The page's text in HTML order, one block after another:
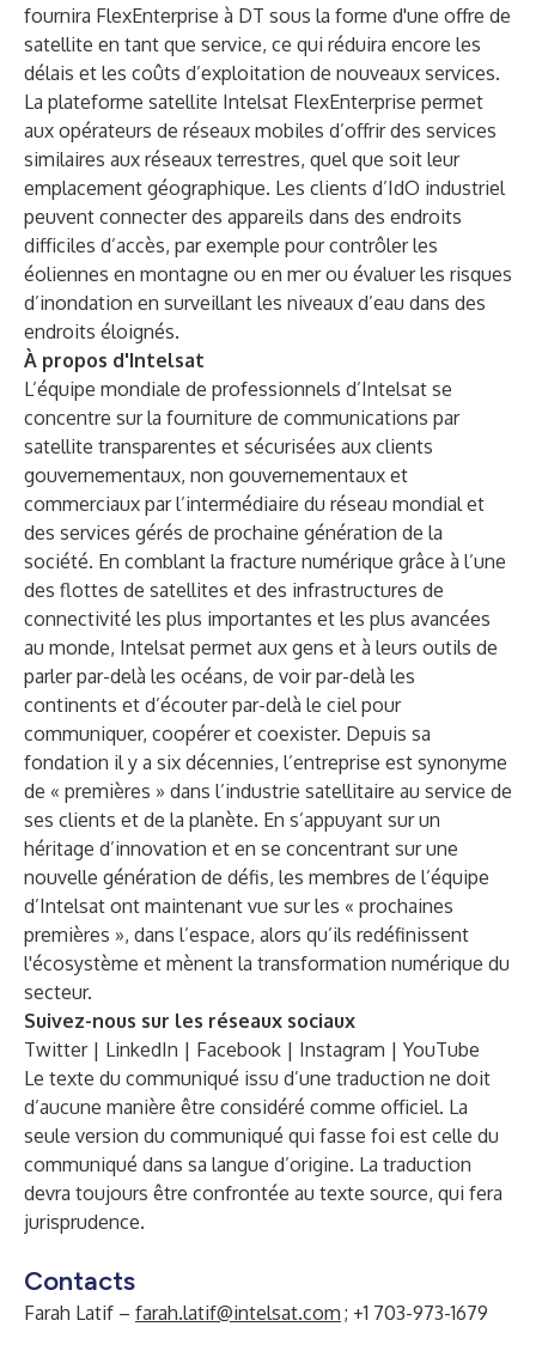
fournira FlexEnterprise à DT sous la forme d'une offre de
satellite en tant que service, ce qui réduira encore les
délais et les coûts d’exploitation de nouveaux services.
La plateforme satellite Intelsat FlexEnterprise permet
aux opérateurs de réseaux mobiles d’offrir des services
similaires aux réseaux terrestres, quel que soit leur
emplacement géographique. Les clients d’IdO industriel
peuvent connecter des appareils dans des endroits
difficiles d’accès, par exemple pour contrôler les
éoliennes en montagne ou en mer ou évaluer les risques
d’inondation en surveillant les niveaux d’eau dans des
endroits éloignés.
À propos d'Intelsat
L’équipe mondiale de professionnels d’Intelsat se
concentre sur la fourniture de communications par
satellite transparentes et sécurisées aux clients
gouvernementaux, non gouvernementaux et
commerciaux par l’intermédiaire du réseau mondial et
des services gérés de prochaine génération de la
société. En comblant la fracture numérique grâce à l’une
des flottes de satellites et des infrastructures de
connectivité les plus importantes et les plus avancées
au monde, Intelsat permet aux gens et à leurs outils de
parler par-delà les océans, de voir par-delà les
continents et d’écouter par-delà le ciel pour
communiquer, coopérer et coexister. Depuis sa
fondation il y a six décennies, l’entreprise est synonyme
de « premières » dans l’industrie satellitaire au service de
ses clients et de la planète. En s’appuyant sur un
héritage d’innovation et en se concentrant sur une
nouvelle génération de défis, les membres de l’équipe
d’Intelsat ont maintenant vue sur les « prochaines
premières », dans l’espace, alors qu’ils redéfinissent
l'écosystème et mènent la transformation numérique du
secteur.
Suivez-nous sur les réseaux sociaux
Twitter| LinkedIn | Facebook | Instagram | YouTube
Le texte du communiqué issu d’une traduction ne doit
d’aucune manière être considéré comme officiel. La
seule version du communiqué qui fasse foi est celle du
communiqué dans sa langue d’origine. La traduction
devra toujours être confrontée au texte source, qui fera
jurisprudence.
Contacts
Farah Latif – farah.latif@intelsat.com ; +1 703-973-1679